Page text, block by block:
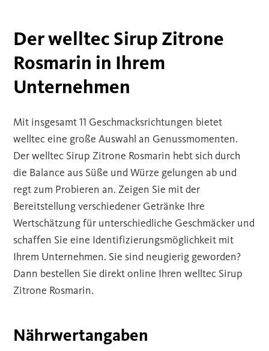
Der welltec Sirup Zitrone
Rosmarin in Ihrem
Unternehmen
Mit insgesamt 11 Geschmacksrichtungen bietet
welltec eine große Auswahl an Genussmomenten.
Der welltec Sirup Zitrone Rosmarin hebt sich durch
die Balance aus Süße und Würze gelungen ab und
regt zum Probieren an. Zeigen Sie mit der
Bereitstellung verschiedener Getränke Ihre
Wertschätzung für unterschiedliche Geschmäcker und
schaffen Sie eine Identifizierungsmöglichkeit mit
Ihrem Unternehmen. Sie sind neugierig geworden?
Dann bestellen Sie direkt online Ihren welltec Sirup
Zitrone Rosmarin.
Nährwertangaben